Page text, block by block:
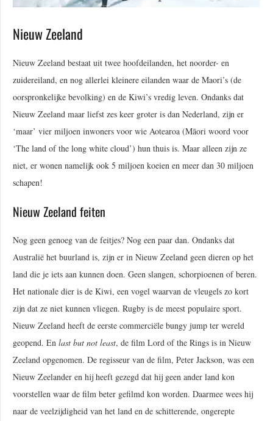
Nieuw Zeeland
Nieuw Zeeland bestaat uit twee hoofdeilanden, het noorder- en
zuidereiland, en nog allerlei kleinere eilanden waar de Maori’s (de
oorspronkelijke bevolking) en de Kiwi’s vredig leven. Ondanks dat
Nieuw Zeeland maar liefst zes keer groter is dan Nederland, zijn er
‘maar’ vier miljoen inwoners voor wie Aotearoa (Māori woord voor
‘The land of the long white cloud’) hun thuis is. Maar alleen zijn ze
niet, er wonen namelijk ook 5 miljoen koeien en meer dan 30 miljoen
schapen!
Nieuw Zeeland feiten
Nog geen genoeg van de feitjes? Nog een paar dan. Ondanks dat
Australië het buurland is, zijn er in Nieuw Zeeland geen dieren op het
land die je iets aan kunnen doen. Geen slangen, schorpioenen of beren.
Het nationale dier is de Kiwi, een vogel waarvan de vleugels zo kort
zijn dat ze niet kunnen vliegen. Rugby is de meest populaire sport.
Nieuw Zeeland heeft de eerste commerciële bungy jump ter wereld
geopend. En last but not least, de film Lord of the Rings is in Nieuw
Zeeland opgenomen. De regisseur van de film, Peter Jackson, was een
Nieuw Zeelander en hij heeft gezegd dat hij geen ander land kon
voorstellen waar de film beter gefilmd kon worden. Daarmee wees hij
naar de veelzijdigheid van het land en de schitterende, ongerepte